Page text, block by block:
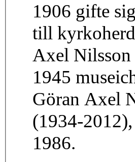
1906 gifte
till
Axel Nilsson
1945
Göran Axel
(1934-
1986.